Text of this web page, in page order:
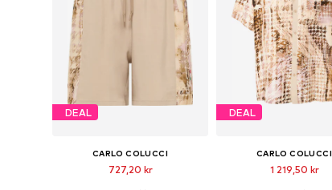
DEAL
CARLO COLUCCI
727,20 kr
DEAL
CARLO COLUCCI
1 219,50 kr